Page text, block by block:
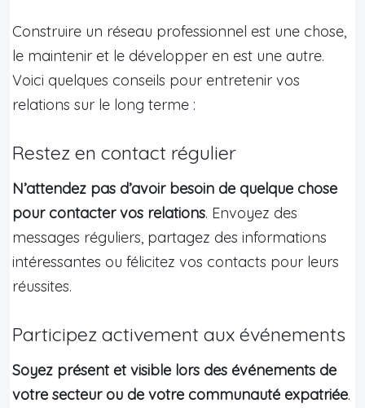
Construire un réseau professionnel est une chose,
le maintenir et le développer en est une autre.
Voici quelques conseils pour entretenir vos
relations sur le long terme :
Restez en contact régulier
N’attendez pas d’avoir besoin de quelque chose
pour contacter vos relations. Envoyez des
messages réguliers, partagez des informations
intéressantes ou félicitez vos contacts pour leurs
réussites.
Participez activement aux événements
Soyez présent et visible lors des événements de
votre secteur ou de votre communauté expatriée.